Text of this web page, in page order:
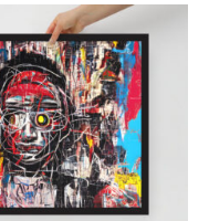
Rango
de
precios:
desde
23,00 €
hasta
42,00 €